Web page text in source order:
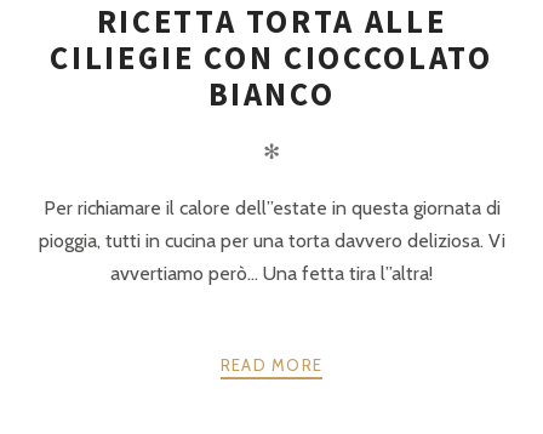
RICETTA TORTA ALLE
CILIEGIE CON CIOCCOLATO
BIANCO
✻
Per richiamare il calore dell”estate in questa giornata di
pioggia, tutti in cucina per una torta davvero deliziosa. Vi
avvertiamo però… Una fetta tira l”altra!
READ MORE